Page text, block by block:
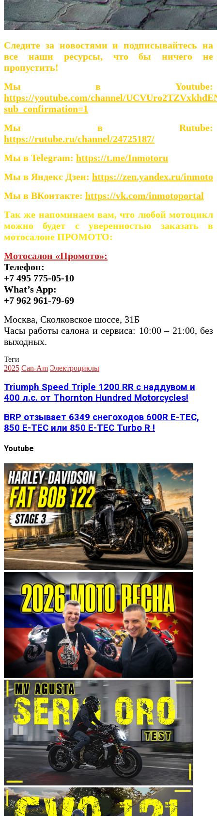
Следите за новостями и подписывайтесь на
все наши ресурсы, что бы ничего не
пропустить!
Мы в Youtube:
https://youtube.com/channel/
sub_confirmation=1
Мы в Rutube:
https://rutube.ru/channel/24725187/
Мы в Telegram: https://t.me/Inmotoru
Мы в Яндекс Дзен: https://zen.yandex.ru/inmoto
Мы в ВКонтакте: https://vk.com/inmotoportal
Так же напоминаем вам, что любой мотоцикл
можно будет с уверенностью заказать в
мотосалоне ПРОМОТО:
Мотосалон «Промото»:
Телефон:
+7 495 775-05-10
What’s App:
+7 962 961-79-69
Москва, Сколковское шоссе, 31Б
Часы работы салона и сервиса: 10:00 – 21:00, без
выходных.
Теги
2025 Can-Am Электроциклы
Triumph Speed Triple 1200 RR с наддувом и
400 л.с. от Thornton Hundred Motorcycles!
BRP отзывает 6349 снегоходов 600R E-TEC,
850 E-TEC или 850 E-TEC Turbo R !
Youtube